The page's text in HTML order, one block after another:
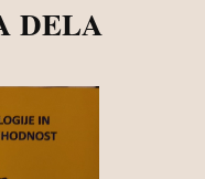
DELA